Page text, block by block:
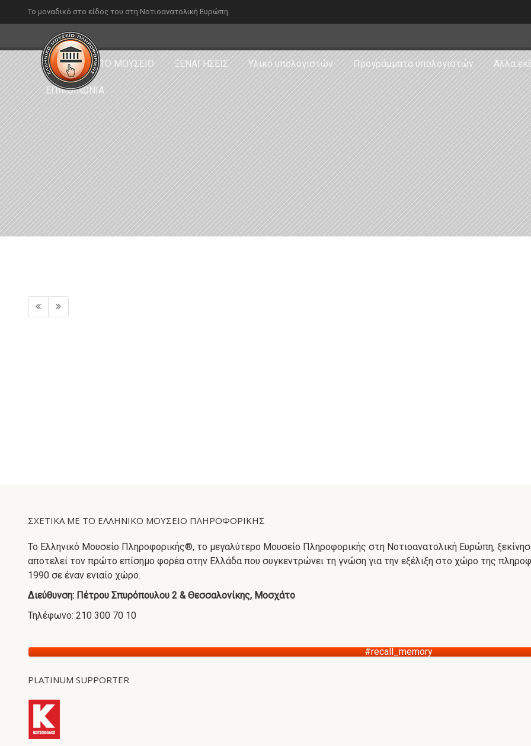
Το μοναδικό στο είδος του στη Νοτιοανατολική Ευρώπη.
ΑΡΧΙΚΗ ΤΟ ΜΟΥΣΕΙΟ ΞΕΝΑΓΗΣΕΙΣ Υλικό υπολογιστών Προγράμματα υπολογιστών Άλλα
ΕΠΙΚΟΙΝΩΝΙΑ
ΣΧΕΤΙΚΑ ΜΕ ΤΟ ΕΛΛΗΝΙΚΟ ΜΟΥΣΕΙΟ ΠΛΗΡΟΦΟΡΙΚΗΣ
Το Ελληνικό Μουσείο Πληροφορικής®, το μεγαλύτερο Μουσείο Πληροφορικής στη Νοτιοανατολική Ευρώπη,
αποτελεί τον πρώτο επίσημο φορέα στην Ελλάδα που συγκεντρώνει τη γνώση για την εξέλιξη στο χώρο της
1990 σε έναν ενιαίο χώρο.
Διεύθυνση: Πέτρου Σπυρόπουλου 2 & Θεσσαλονίκης, Μοσχάτο
Τηλέφωνο: 210 300 70 10
#recall_memory
PLATINUM SUPPORTER